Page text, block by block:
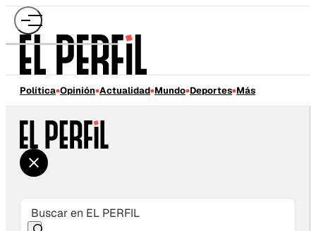
Política Opinión Actualidad Mundo Deportes Más